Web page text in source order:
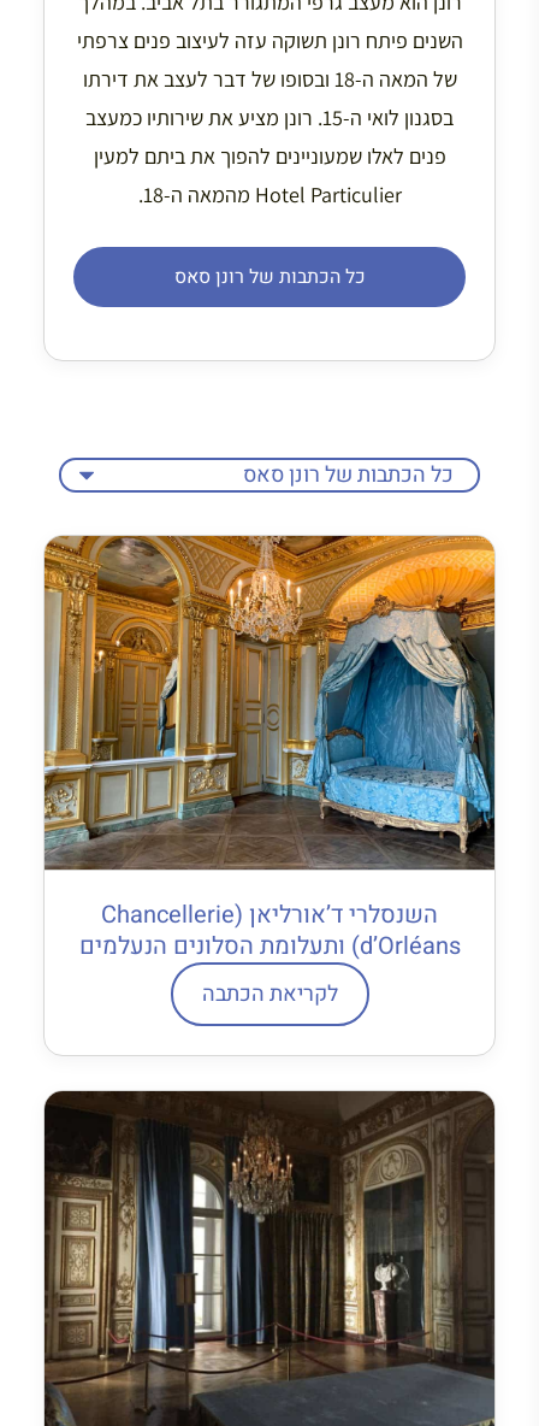
השנים פיתח רונן תשוקה עזה לעיצוב פנים צרפתי
של המאה ה-18 ובסופו של דבר לעצב את דירתו
בסגנון לואי ה-15. רונן מציע את שירותיו כמעצב
פנים לאלו שמעוניינים להפוך את ביתם למעין
Hotel Particulier מהמאה ה-18.
כל הכתבות של רונן סאס
השנסלרי ד’אורליאן (Chancellerie
d’Orléans) ותעלומת הסלונים הנעלמים
לקריאת הכתבה